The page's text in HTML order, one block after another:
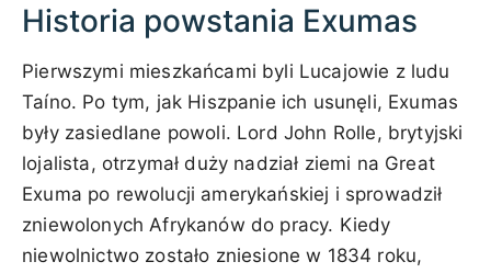
Historia powstania Exumas
Pierwszymi mieszkańcami byli Lucajowie z ludu
Taíno. Po tym, jak Hiszpanie ich usunęli, Exumas
były zasiedlane powoli. Lord John Rolle, brytyjski
lojalista, otrzymał duży nadział ziemi na Great
Exuma po rewolucji amerykańskiej i sprowadził
zniewolonych Afrykanów do pracy. Kiedy
niewolnictwo zostało zniesione w 1834 roku,